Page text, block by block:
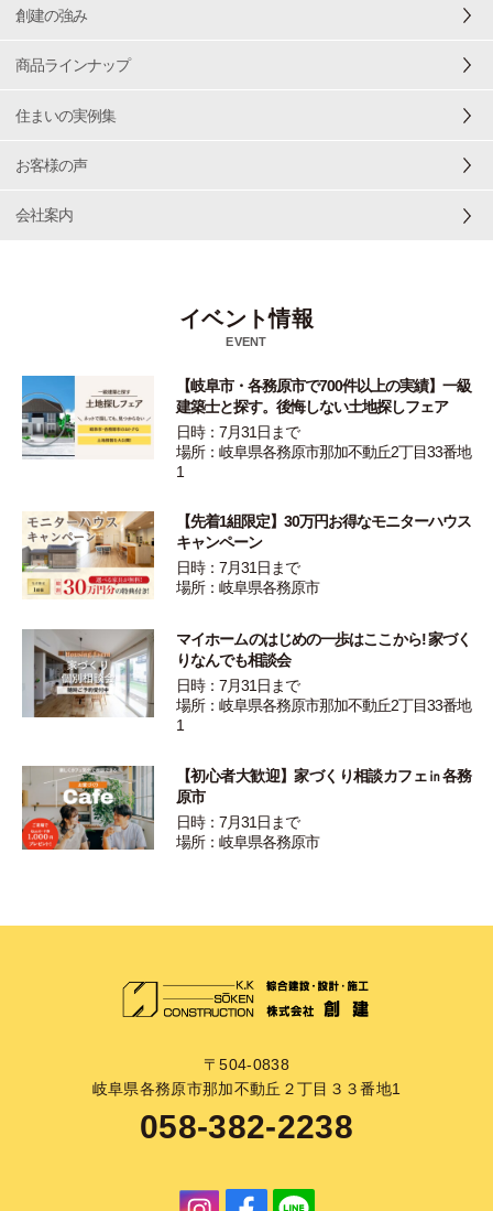
創建の強み
商品ラインナップ
住まいの実例集
お客様の声
会社案内
イベント情報
EVENT
【岐阜市・各務原市で700件以上の実績】一級
建築士と探す。後悔しない土地探しフェア
日時：7月31日まで
場所：岐阜県各務原市那加不動丘2丁目33番地
1
【先着1組限定】30万円お得なモニターハウス
キャンペーン
日時：7月31日まで
場所：岐阜県各務原市
マイホームのはじめの一歩はここから! 家づく
りなんでも相談会
日時：7月31日まで
場所：岐阜県各務原市那加不動丘2丁目33番地
1
【初心者大歓迎】家づくり相談カフェ㏌各務
原市
日時：7月31日まで
場所：岐阜県各務原市
〒504-0838
岐阜県各務原市那加不動丘２丁目３３番地1
058-382-2238